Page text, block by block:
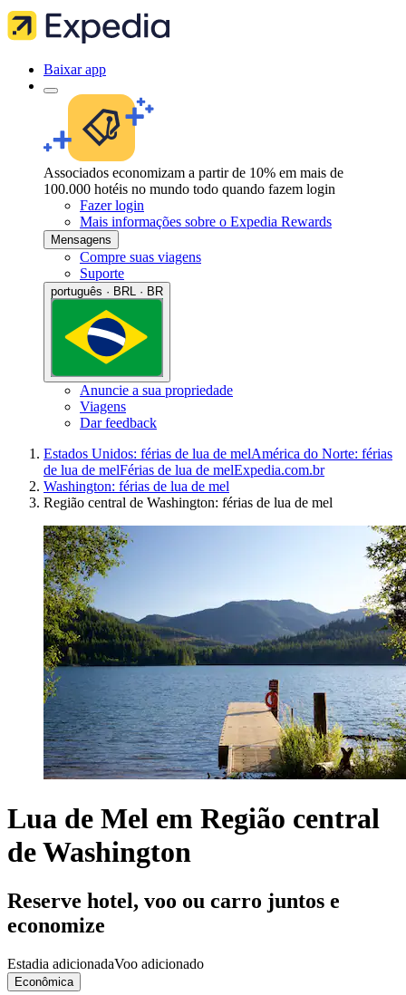
Baixar app
Associados economizam a partir de 10% em mais de
100.000 hotéis no mundo todo quando fazem login
Fazer login
Mais informações sobre o Expedia Rewards
Mensagens
Compre suas viagens
Suporte
português · BRL · BR
Anuncie a sua propriedade
Viagens
Dar feedback
Estados Unidos: férias de lua de melAmérica do Norte: férias
de lua de melFérias de lua de melExpedia.com.br
Washington: férias de lua de mel
Região central de Washington: férias de lua de mel
Lua de Mel em Região central
de Washington
Reserve hotel, voo ou carro juntos e
economize
Estadia adicionadaVoo adicionado
Econômica